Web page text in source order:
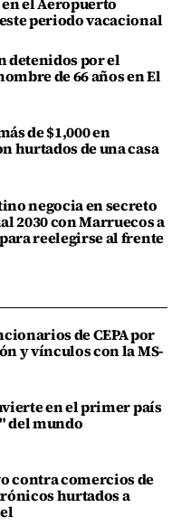
periodo vacacional
detenidos por el
de 66 años en El
de $1,000 en
hurtados de una casa
negocia en secreto
2030 con Marruecos a
reelegirse al frente
de CEPA por
y vínculos con la MS-
en el primer país
del mundo
contra comercios de
hurtados a